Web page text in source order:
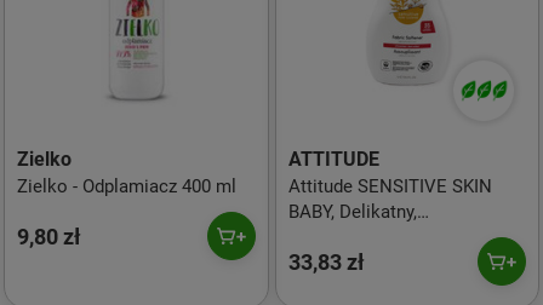
Zielko
Zielko - Odplamiacz 400 ml
9,80 zł
ATTITUDE
Attitude SENSITIVE SKIN
BABY, Delikatny,
zmiękczający do płukania
33,83 zł